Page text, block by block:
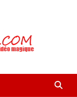
rock pop concert